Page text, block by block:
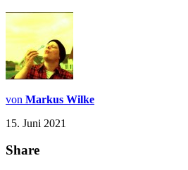
von Markus Wilke
15. Juni 2021
Share